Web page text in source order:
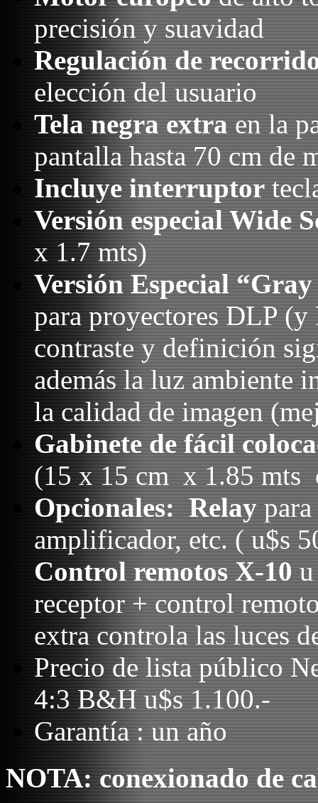
precisión y suavidad
Regulación de
elección del usuario
Tela negra extraen la
pantalla hasta 70 cm de
Incluye interruptor
Versión especial Wide
x 1.7 mts)
Versión Especial
para proyectores DLP
contraste y definición
además la luz ambiente
la calidad de imagen
Gabinete de fácil
(15 x 15 cm x 1.85 mts
Opcionales: Relaypara
amplificador, etc. ( u$s
Control remotos X-10u
receptor + control
extra controla las luces
Precio de lista público
4:3 B&H u$s 1.100.-
Garantía : un año
NOTA: conexionado de